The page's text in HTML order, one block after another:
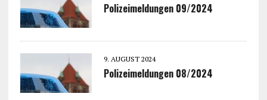
Polizeimeldungen 09/2024
9. AUGUST 2024
Polizeimeldungen 08/2024